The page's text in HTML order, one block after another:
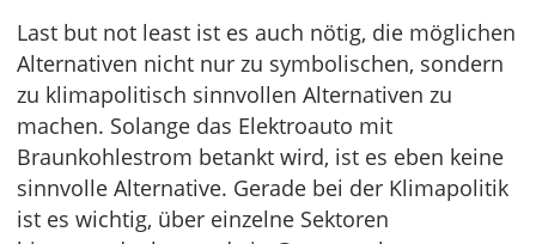
Last but not least ist es auch nötig, die möglichen
Alternativen nicht nur zu symbolischen, sondern
zu klimapolitisch sinnvollen Alternativen zu
machen. Solange das Elektroauto mit
Braunkohlestrom betankt wird, ist es eben keine
sinnvolle Alternative. Gerade bei der Klimapolitik
ist es wichtig, über einzelne Sektoren